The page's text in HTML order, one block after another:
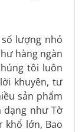
lượng nhỏ
hàng ngàn
tôi luôn
khuyên, tư
sản phẩm
dạng như Tờ
khổ lớn, Bao